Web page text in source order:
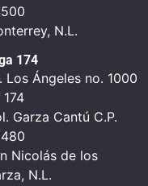
N.L.
174
Los Ángeles no. 1000
Garza Cantú C.P.
Nicolás de los
N.L.